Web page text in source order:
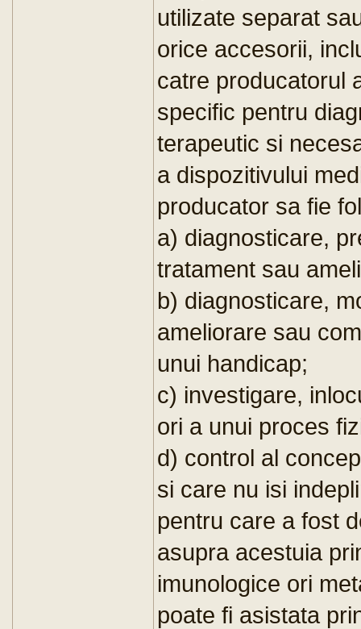
utilizate separat
orice accesorii,
catre producatorul
specific pentru
terapeutic si
a dispozitivului
producator sa fie
a) diagnosticare,
tratament sau
b) diagnosticare,
ameliorare sau
unui handicap;
c) investigare,
ori a unui proces
d) control al
si care nu isi
pentru care a fost
asupra acestuia
imunologice ori
poate fi asistata